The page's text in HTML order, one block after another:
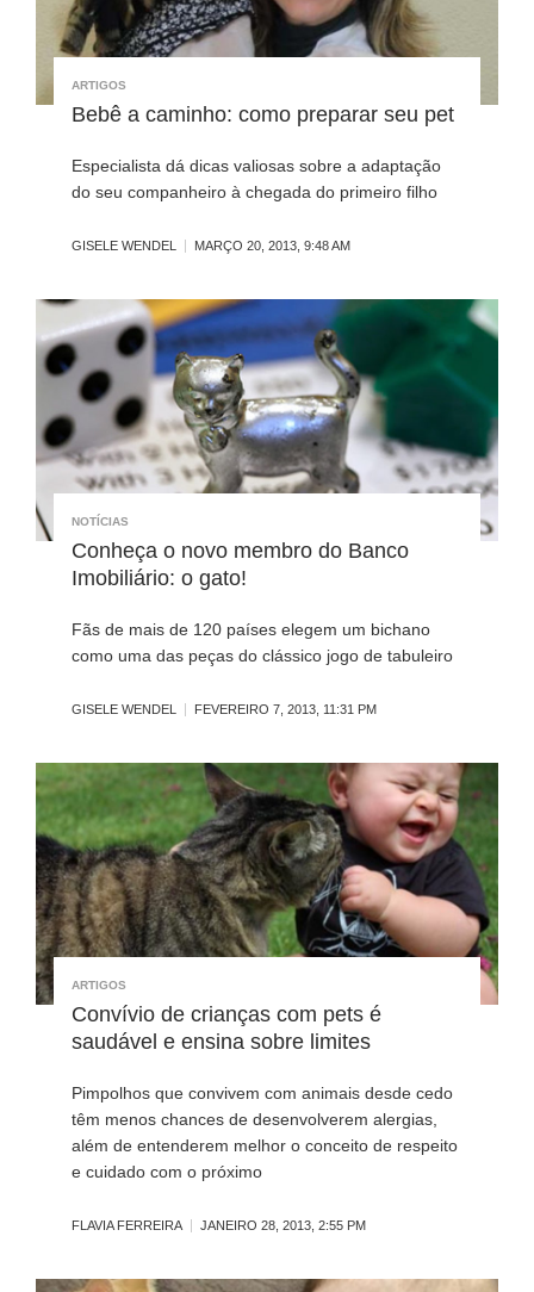
ARTIGOS
Bebê a caminho: como preparar seu pet
Especialista dá dicas valiosas sobre a adaptação
do seu companheiro à chegada do primeiro filho
GISELE WENDEL MARÇO 20, 2013, 9:48 AM
NOTÍCIAS
Conheça o novo membro do Banco
Imobiliário: o gato!
Fãs de mais de 120 países elegem um bichano
como uma das peças do clássico jogo de tabuleiro
GISELE WENDEL FEVEREIRO 7, 2013, 11:31 PM
ARTIGOS
Convívio de crianças com pets é
saudável e ensina sobre limites
Pimpolhos que convivem com animais desde cedo
têm menos chances de desenvolverem alergias,
além de entenderem melhor o conceito de respeito
e cuidado com o próximo
FLAVIA FERREIRA JANEIRO 28, 2013, 2:55 PM